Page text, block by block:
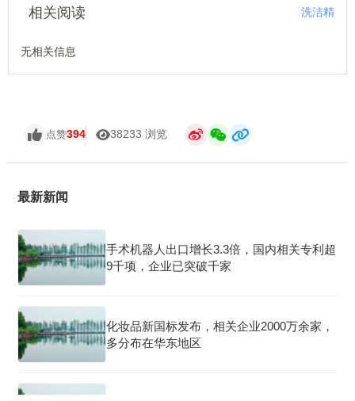
相关阅读 洗洁精
无相关信息
点赞394 38233 浏览
最新新闻
手术机器人出口增长3.3倍，国内相关专利超
9千项，企业已突破千家
化妆品新国标发布，相关企业2000万余家，
多分布在华东地区